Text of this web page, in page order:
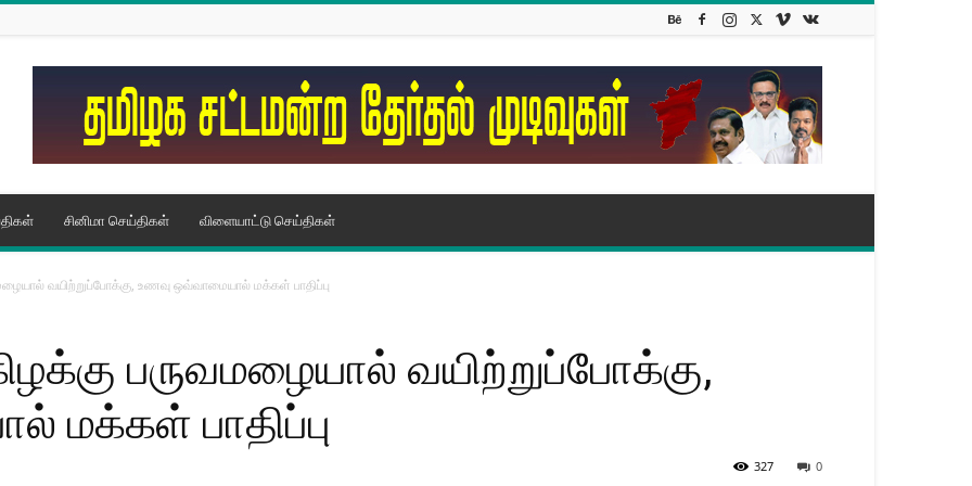
சினிமா செய்திகள் விளையாட்டு செய்திகள்
வயிற்றுப்போக்கு, உணவு ஒவ்வாமையால் மக்கள் பாதிப்பு
பருவமழையால் வயிற்றுப்போக்கு,
மக்கள் பாதிப்பு
0
327